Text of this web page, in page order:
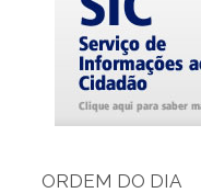
ORDEM DO DIA